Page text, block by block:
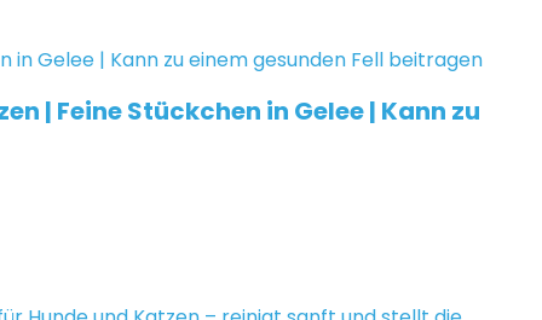
| Feine Stückchen in Gelee | Kann zu